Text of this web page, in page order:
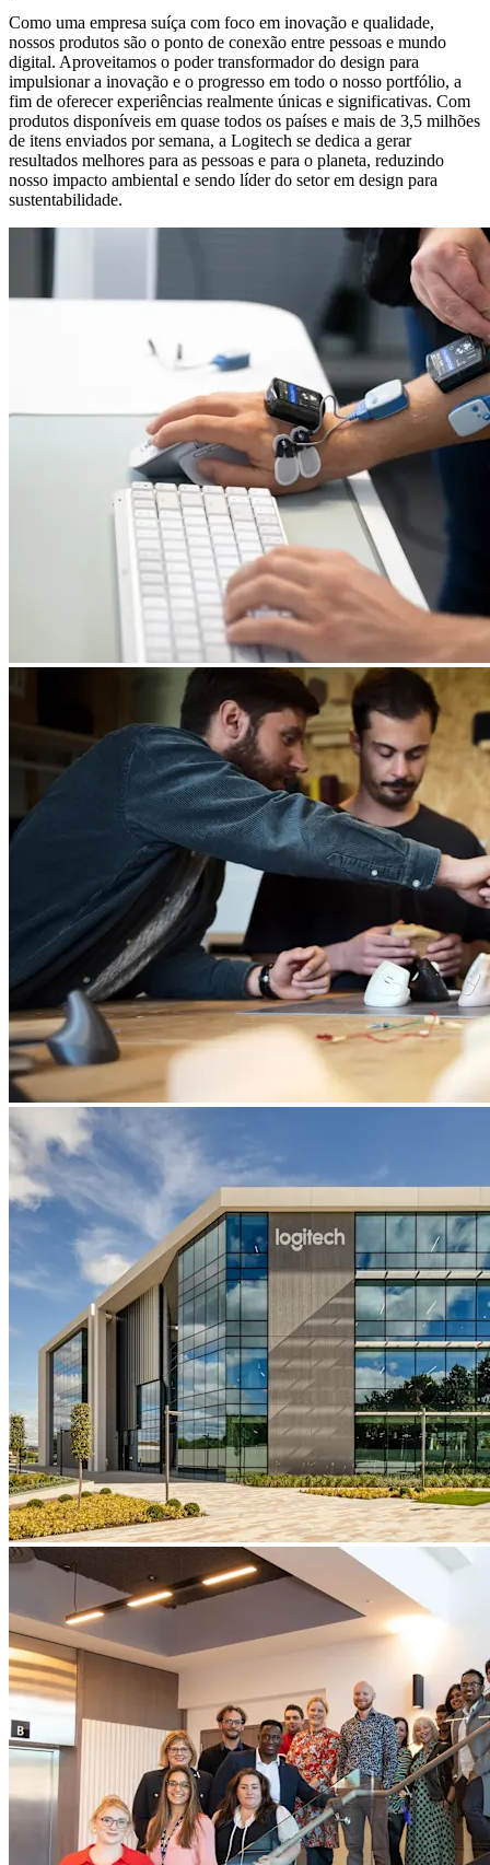
Como uma empresa suíça com foco em inovação e qualidade,
nossos produtos são o ponto de conexão entre pessoas e mundo
digital. Aproveitamos o poder transformador do design para
impulsionar a inovação e o progresso em todo o nosso portfólio, a
fim de oferecer experiências realmente únicas e significativas. Com
produtos disponíveis em quase todos os países e mais de 3,5 milhões
de itens enviados por semana, a Logitech se dedica a gerar
resultados melhores para as pessoas e para o planeta, reduzindo
nosso impacto ambiental e sendo líder do setor em design para
sustentabilidade.